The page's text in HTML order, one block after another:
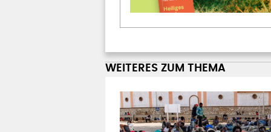
WEITERES ZUM THEMA